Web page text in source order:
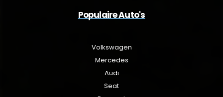
Populaire Auto's
Volkswagen
Mercedes
Audi
Seat